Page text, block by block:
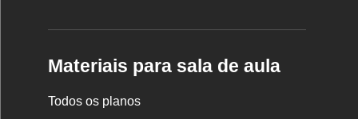
Materiais para sala de aula
Todos os planos